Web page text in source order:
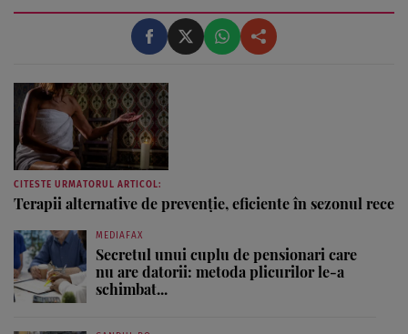
CITESTE URMATORUL ARTICOL:
Terapii alternative de prevenţie, eficiente în sezonul rece
MEDIAFAX
Secretul unui cuplu de pensionari care
nu are datorii: metoda plicurilor le-a
schimbat...